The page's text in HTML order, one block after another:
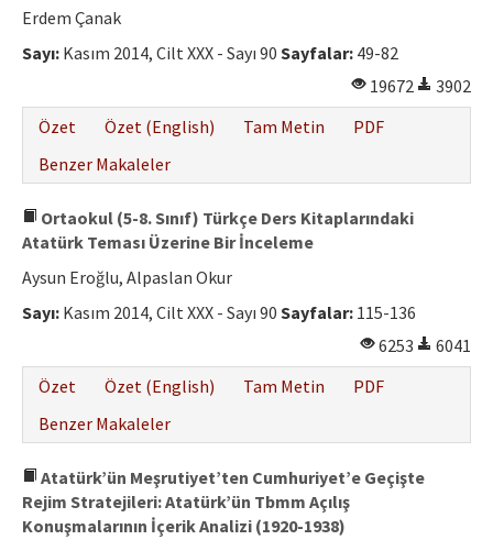
Erdem Çanak
Sayı: Kasım 2014, Cilt XXX - Sayı 90 Sayfalar: 49-82
19672
3902
Özet
Özet (English) Tam Metin
PDF
Benzer Makaleler
Ortaokul (5-8. Sınıf) Türkçe Ders Kitaplarındaki
Atatürk Teması Üzerine Bir İnceleme
Aysun Eroğlu, Alpaslan Okur
Sayı: Kasım 2014, Cilt XXX - Sayı 90 Sayfalar: 115-136
6253
6041
Özet
Özet (English) Tam Metin
PDF
Benzer Makaleler
Atatürk’ün Meşrutiyet’ten Cumhuriyet’e Geçişte
Rejim Stratejileri: Atatürk’ün Tbmm Açılış
Konuşmalarının İçerik Analizi (1920-1938)